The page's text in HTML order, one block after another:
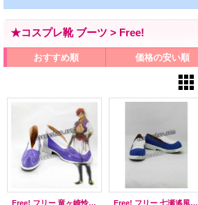
★コスプレ靴 ブーツ > Free!
おすすめ順 価格の安い順
Free! フリー 竜ヶ崎怜風 りゅうがざきれい ED SPLASH FREE アラビアン コスプレ靴 ブーツ Free! フリー 七瀬遙風 コスプレ靴 ブーツ